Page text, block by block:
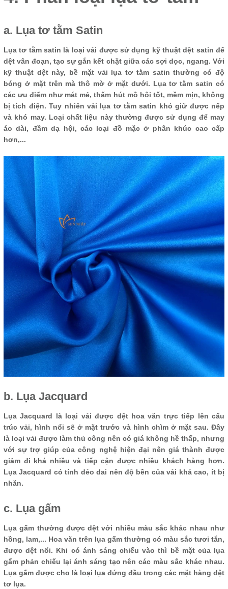
a. Lụa tơ tằm Satin
Lụa tơ tằm satin là loại vải được sử dụng kỹ thuật dệt satin để
dệt vân đoạn, tạo sự gắn kết chặt giữa các sợi dọc, ngang. Với
kỹ thuật dệt này, bề mặt vải lụa tơ tằm satin thường có độ
bóng ở mặt trên mà thô mờ ở mặt dưới. Lụa tơ tằm satin có
các ưu điểm như mát mẻ, thấm hút mồ hôi tốt, mềm mịn, không
bị tích điện. Tuy nhiên vải lụa tơ tằm satin khó giữ được nếp
và khó may. Loại chất liệu này thường được sử dụng để may
áo dài, đầm dạ hội, các loại đồ mặc ở phân khúc cao cấp
hơn,...
b. Lụa Jacquard
Lụa Jacquard là loại vải được dệt hoa văn trực tiếp lên cấu
trúc vải, hình nổi sẽ ở mặt trước và hình chìm ở mặt sau. Đây
là loại vải được làm thủ công nên có giá không hề thấp, nhưng
với sự trợ giúp của công nghệ hiện đại nên giá thành được
giảm đi khá nhiều và tiếp cận được nhiều khách hàng hơn.
Lụa Jacquard có tính dẻo dai nên độ bền của vải khá cao, ít bị
nhăn.
c. Lụa gấm
Lụa gấm thường được dệt với nhiều màu sắc khác nhau như
hồng, lam,... Hoa văn trên lụa gấm thường có màu sắc tươi tắn,
được dệt nổi. Khi có ánh sáng chiếu vào thì bề mặt của lụa
gấm phản chiếu lại ánh sáng tạo nên các màu sắc khác nhau.
Lụa gấm được cho là loại lụa đứng đầu trong các mặt hàng dệt
tơ lụa.